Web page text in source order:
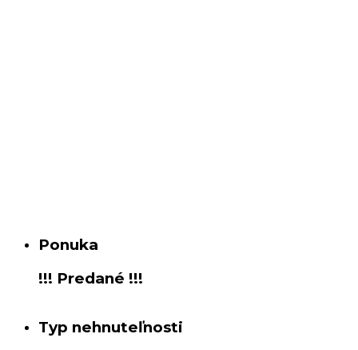
Ponuka
!!! Predané !!!
Typ nehnuteľnosti